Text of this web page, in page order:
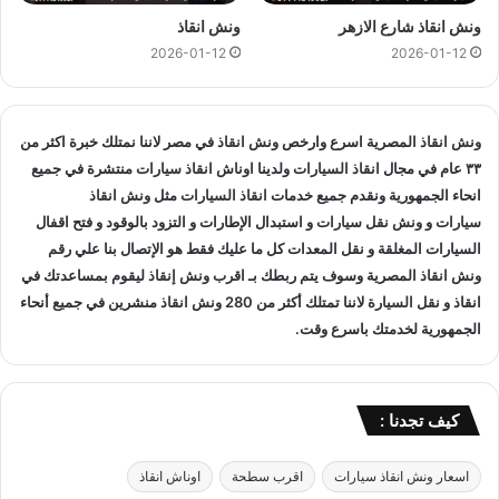
الجمهورية لإنقاذ ونقل السيارات المعطلة و سيارات الحوادث.
انقاذ السيارات:
اذا تعطلت سيارتك او تعرضت لحادث سير يمكنك الاتصال بـ ونش
انقاذ المصرية لانقاذ سيارتك ونقلك في الحال فنحن حريصين علي
تقديم و توفير جميع خدماتانقاذ السياراتالتي قد تحتاج اليها سواء
جر السياراتاونقل السيارات.
تغيير الاطارات :
لا تقلق عندما تجد ان اطار سيارتك يحتاج الي تغيير او اصلاح حيث
تعطلك.
اذا تعرضت سيارتك الي نفاذ الوقود في اي طريق خالي من محطات
ونش انقاذ شارع الازهر
2026-01-12
ونش انقاذ
2026-01-12
ونش انقاذ المصرية اسرع وارخص ونش انقاذفي مصر لاننا نمتلك خبرة اكثر من
٣٣ عام في مجال
انقاذ السياراتولدينا اوناش انقاذ سياراتمنتشرة في جميع
انحاء الجمهورية ونقدم جميع خدمات انقاذ السياراتمثل ونش انقاذ
سياراتو ونش نقل سياراتو استبدال الإطارات و التزود بالوقود و فتح اقفال
السيارات المغلقة و نقل المعدات كل ما عليك فقط هو الإتصال بنا عليرقم
ونش انقاذ المصرية وسوف يتم ربطك بـ اقرب ونش إنقاذليقوم بمساعدتك في
انقاذ و نقل السيارة لاننا تمتلك أكثر من 280 ونش انقاذمنشرين في جميع أنحاء
الجمهورية لخدمتك باسرع وقت.
كيف تجدنا :
اسعار ونش انقاذ سيارات اقرب سطحة اوناش انقاذ